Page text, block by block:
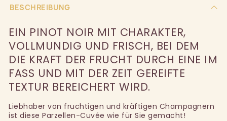
BESCHREIBUNG
EIN PINOT NOIR MIT CHARAKTER,
VOLLMUNDIG UND FRISCH, BEI DEM
DIE KRAFT DER FRUCHT DURCH EINE IM
FASS UND MIT DER ZEIT GEREIFTE
TEXTUR BEREICHERT WIRD.
Liebhaber von fruchtigen und kräftigen Champagnern
ist diese Parzellen-Cuvée wie für Sie gemacht!